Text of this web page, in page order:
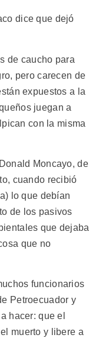
dice que dejó
de caucho para
pero carecen de
expuestos a la
juegan a
con la misma
Moncayo, de
cuando recibió
lo que debían
de los pasivos
que dejaba
que no
funcionarios
Petroecuador y
hacer: que el
muerto y libere a